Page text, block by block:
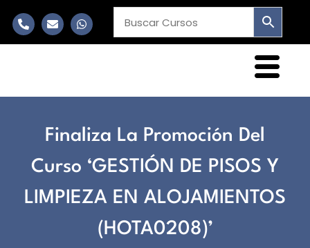
Finaliza La Promoción Del
Curso ‘GESTIÓN DE PISOS Y
LIMPIEZA EN ALOJAMIENTOS
(HOTA0208)’